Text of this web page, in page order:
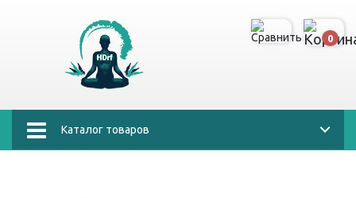
0
Каталог товаров